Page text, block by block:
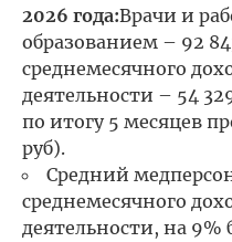
2026 года:Врачи и
образованием – 92
среднемесячного
деятельности – 54
по итогу 5 месяцев
руб).
Средний
среднемесячного
деятельности, на 9%